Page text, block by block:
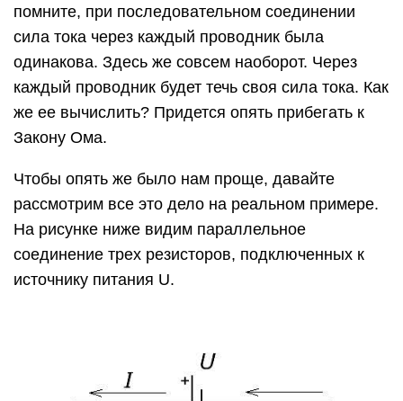
помните, при последовательном соединении
сила тока через каждый проводник была
одинакова. Здесь же совсем наоборот. Через
каждый проводник будет течь своя сила тока. Как
же ее вычислить? Придется опять прибегать к
Закону Ома.
Чтобы опять же было нам проще, давайте
рассмотрим все это дело на реальном примере.
На рисунке ниже видим параллельное
соединение трех резисторов, подключенных к
источнику питания U.